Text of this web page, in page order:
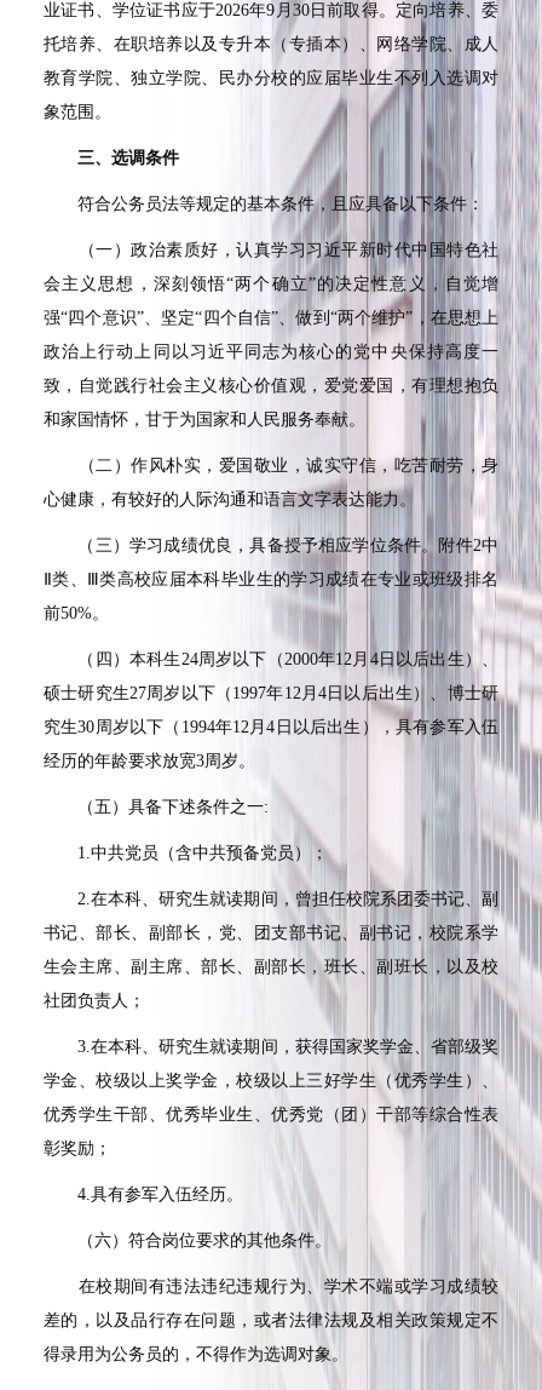
业证书、学位证书应于2026年9 月 30日前取得。定向培养、委
托培养、在职培养以及专升本（专插本）、网络学院、成人
教育学院、独立学院、民办分校的应届毕业生不列入选调对
象范围。
三、选调条件
符合公务员法等规定的基本条件，且应具备以下条件：
（一）政治素质好，认真学习习近平新时代中国特色社
会主义思想，深刻领悟“两个确立”的决定性意义，自觉增
强“四个意识”、坚定“ 四个自信”、做到 “两个维护” ，在思想上
政治上行动上同以习近平同志为核心的党中央保持高度一
致，自觉践行社会主义核心价值观，爱党爱国，有理想抱负
和家国情怀，甘于为国家和人民服务奉献。
（二）作风朴实，爱国敬业，诚实守信，吃苦耐劳，身
心健康，有较好的人际沟通和语言文字表达能力。
（三）学习成绩优良，具备授予相应学位条件。附件2中
Ⅱ类、 Ⅲ类高校应届本科毕业生的学习成绩在专业或班级排名
前50%。
（四）本科生24周岁以下（2000年12月 4日以后出生）、
硕士研究生27周岁以下（ 1997年12月4 日以后出生）、博士研
究生30周岁以下（ 1994年12月4 日以后出生），具有参军入伍
经历的年龄要求放宽3周岁。
（五）具备下述条件之一:
1.中共党员（含中共预备党员）；
2.在本科、研究生就读期间，曾担任校院系团委书记、副
书记、部长、副部长，党、团支部书记、副书记，校院系学
生会主席、副主席、部长、副部长，班长、副班长，以及校
社团负责人；
3.在本科、研究生就读期间，获得国家奖学金、省部级奖
学金、校级以上奖学金，校级以上三好学生（优秀学生）、
优秀学生干部、优秀毕业生、优秀党（团）干部等综合性表
彰奖励；
4.具有参军入伍经历。
（六）符合岗位要求的其他条件。
在校期间有违法违纪违规行为、学术不端或学习成绩较
差的，以及品行存在问题，或者法律法规及相关政策规定不
得录用为公务员的，不得作为选调对象。